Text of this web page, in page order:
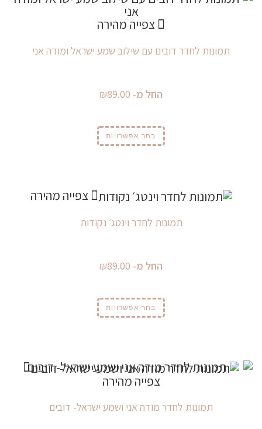
צפייה מהירה
תמונות לחדר דובים עם שילוב שמע ישראל ומודה אני
החל מ- ₪89.00
בחר אפשרויות
צפייה מהירה
תמונות לחדר וינטג׳ נקודות
החל מ- ₪89.00
בחר אפשרויות
צפייה מהירה
תמונות לחדר מודה אני ושמע ישראל- דובים